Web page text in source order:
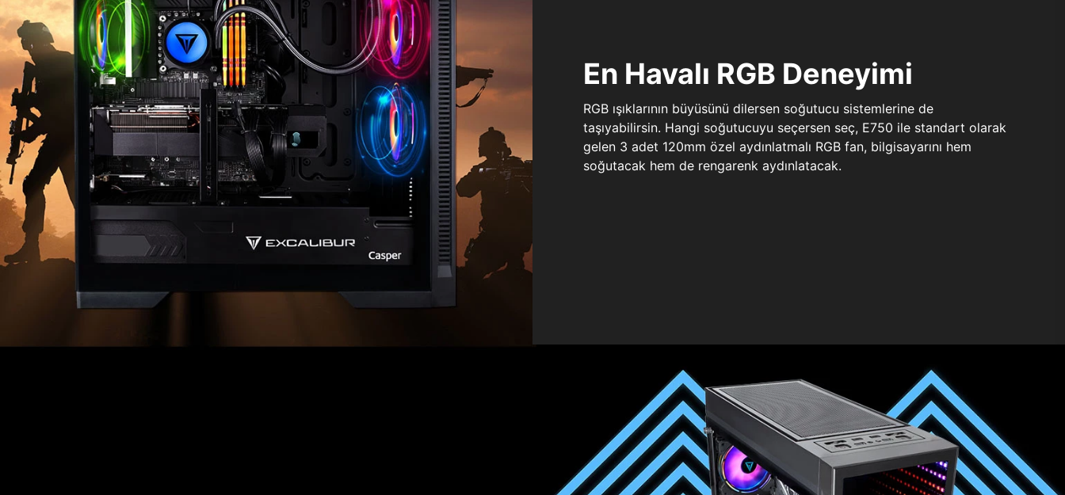
En Havalı RGB Deneyimi
RGB ışıklarının büyüsünü dilersen soğutucu sistemlerine de
taşıyabilirsin. Hangi soğutucuyu seçersen seç, E750 ile standart olarak
gelen 3 adet 120mm özel aydınlatmalı RGB fan, bilgisayarını hem
soğutacak hem de rengarenk aydınlatacak.